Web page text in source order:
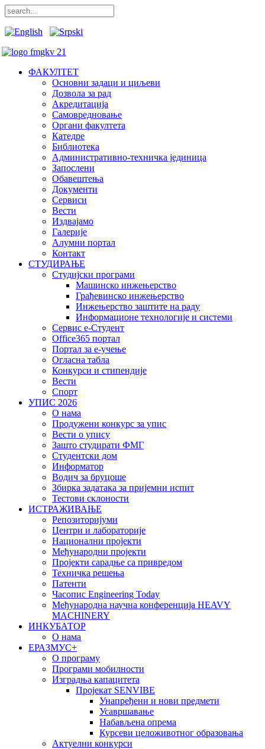
ФАКУЛТЕТ
Основни задаци и циљеви
Дозвола за рад
Акредитација
Самовредновање
Органи факултета
Катедре
Библиотека
Административно-техничка јединица
Запослени
Обавештења
Документи
Сервиси
Вести
Издвајамо
Галерије
Алумни портал
Контакт
СТУДИРАЊЕ
Студијски програми
Машинско инжењерство
Грађевинско инжењерство
Инжењерство заштите на раду
Информационе технологије и системи
Сервис е-Студент
Office365 портал
Портал за е-учење
Огласна табла
Конкурси и стипендије
Вести
Спорт
УПИС 2026
О нама
Продужени конкурс за упис
Вести о упису
Зашто студирати ФМГ
Студентски дом
Информатор
Водич за бруцоше
Збиркa задатака за пријемни испит
Тестови склоности
ИСТРАЖИВАЊЕ
Репозиторијуми
Центри и лабораторије
Национални пројекти
Међународни пројекти
Пројекти сарадње са привредом
Техничка решења
Патенти
Часопис Engineering Today
Међународна научна конференција HEAVY
MACHINERY
ИНКУБАТОР
О нама
EРАЗМУС+
О програму
Програми мобилности
Изградња капацитета
Пројекат SENVIBE
Унапређени и нови предмети
Усавршавање
Набављена опрема
Курсеви целоживотног образовања
Актуелни конкурси